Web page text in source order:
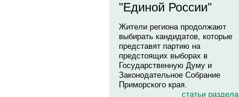
"Единой России"
Жители региона продолжают
выбирать кандидатов, которые
представят партию на
предстоящих выборах в
Государственную Думу и
Законодательное Собрание
Приморского края.
статьи раздела